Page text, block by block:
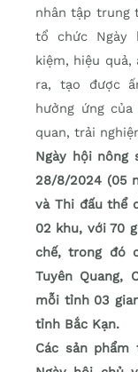
nhân tập trung
tổ chức Ngày
kiệm, hiệu
ra, tạo được
hưởng ứng
quan, trải
Ngày hội nông
28/8/2024 (05
và Thi đấu thể
02 khu, với 70
chế, trong đó
Tuyên Quang,
mỗi tỉnh 03
tỉnh Bắc Kạn.
Các sản